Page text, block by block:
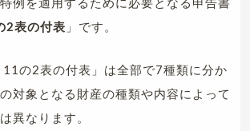
2表の付表 」です。
の2表の付表」は全部で7種類に分か
対象となる財産の種類や内容によって
異なります。